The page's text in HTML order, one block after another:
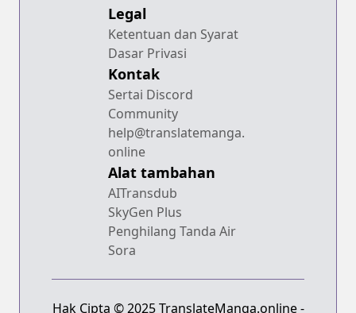
Legal
Ketentuan dan Syarat
Dasar Privasi
Kontak
Sertai Discord
Community
help@translatemanga.
online
Alat tambahan
AITransdub
SkyGen Plus
Penghilang Tanda Air
Sora
Hak Cipta © 2025 TranslateManga.online -